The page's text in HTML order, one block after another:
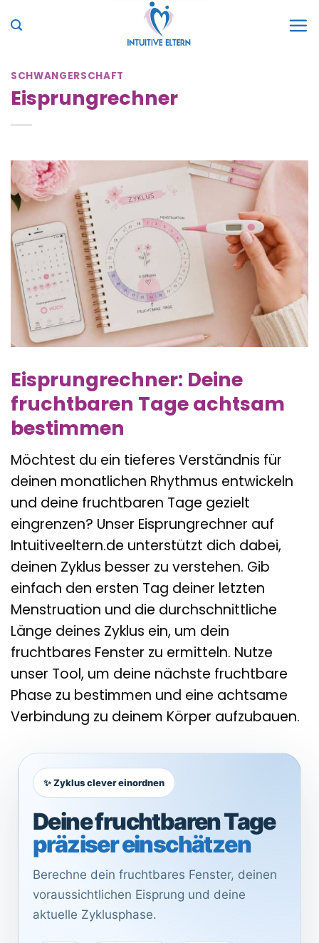
Inhalt
SCHWANGERSCHAFT
Eisprungrechner
Eisprungrechner: Deine
fruchtbaren Tage achtsam
bestimmen
Möchtest du ein tieferes Verständnis für
deinen monatlichen Rhythmus entwickeln
und deine fruchtbaren Tage gezielt
eingrenzen? Unser Eisprungrechner auf
Intuitiveeltern.de unterstützt dich dabei,
deinen Zyklus besser zu verstehen. Gib
einfach den ersten Tag deiner letzten
Menstruation und die durchschnittliche
Länge deines Zyklus ein, um dein
fruchtbares Fenster zu ermitteln. Nutze
unser Tool, um deine nächste fruchtbare
Phase zu bestimmen und eine achtsame
Verbindung zu deinem Körper aufzubauen.
✨ Zyklus clever einordnen
Deine fruchtbaren Tage
präziser einschätzen
Berechne dein fruchtbares Fenster, deinen
voraussichtlichen Eisprung und deine
aktuelle Zyklusphase.